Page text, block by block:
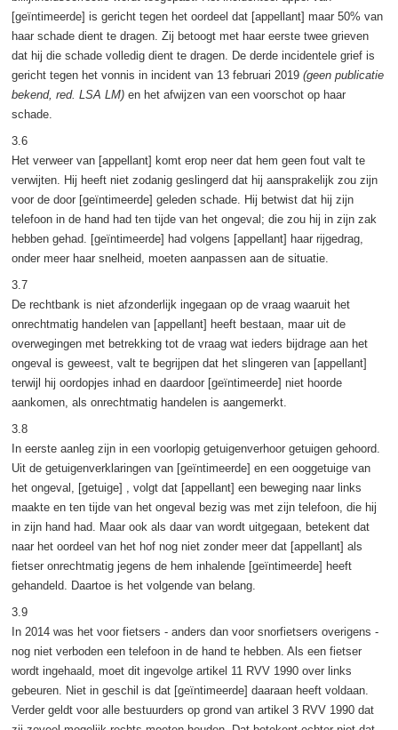
[geïntimeerde] is gericht tegen het oordeel dat [appellant] maar 50% van
haar schade dient te dragen. Zij betoogt met haar eerste twee grieven
dat hij die schade volledig dient te dragen. De derde incidentele grief is
gericht tegen het vonnis in incident van 13 februari 2019 (geen publicatie
bekend, red. LSA LM) en het afwijzen van een voorschot op haar
schade.
3.6
Het verweer van [appellant] komt erop neer dat hem geen fout valt te
verwijten. Hij heeft niet zodanig geslingerd dat hij aansprakelijk zou zijn
voor de door [geïntimeerde] geleden schade. Hij betwist dat hij zijn
telefoon in de hand had ten tijde van het ongeval; die zou hij in zijn zak
hebben gehad. [geïntimeerde] had volgens [appellant] haar rijgedrag,
onder meer haar snelheid, moeten aanpassen aan de situatie.
3.7
De rechtbank is niet afzonderlijk ingegaan op de vraag waaruit het
onrechtmatig handelen van [appellant] heeft bestaan, maar uit de
overwegingen met betrekking tot de vraag wat ieders bijdrage aan het
ongeval is geweest, valt te begrijpen dat het slingeren van [appellant]
terwijl hij oordopjes inhad en daardoor [geïntimeerde] niet hoorde
aankomen, als onrechtmatig handelen is aangemerkt.
3.8
In eerste aanleg zijn in een voorlopig getuigenverhoor getuigen gehoord.
Uit de getuigenverklaringen van [geïntimeerde] en een ooggetuige van
het ongeval, [getuige] , volgt dat [appellant] een beweging naar links
maakte en ten tijde van het ongeval bezig was met zijn telefoon, die hij
in zijn hand had. Maar ook als daar van wordt uitgegaan, betekent dat
naar het oordeel van het hof nog niet zonder meer dat [appellant] als
fietser onrechtmatig jegens de hem inhalende [geïntimeerde] heeft
gehandeld. Daartoe is het volgende van belang.
3.9
In 2014 was het voor fietsers - anders dan voor snorfietsers overigens -
nog niet verboden een telefoon in de hand te hebben. Als een fietser
wordt ingehaald, moet dit ingevolge artikel 11 RVV 1990 over links
gebeuren. Niet in geschil is dat [geïntimeerde] daaraan heeft voldaan.
Verder geldt voor alle bestuurders op grond van artikel 3 RVV 1990 dat